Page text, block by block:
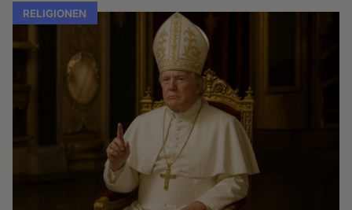
RELIGIONEN